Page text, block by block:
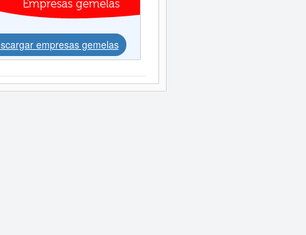
Empresas gemelas
empresas gemelas